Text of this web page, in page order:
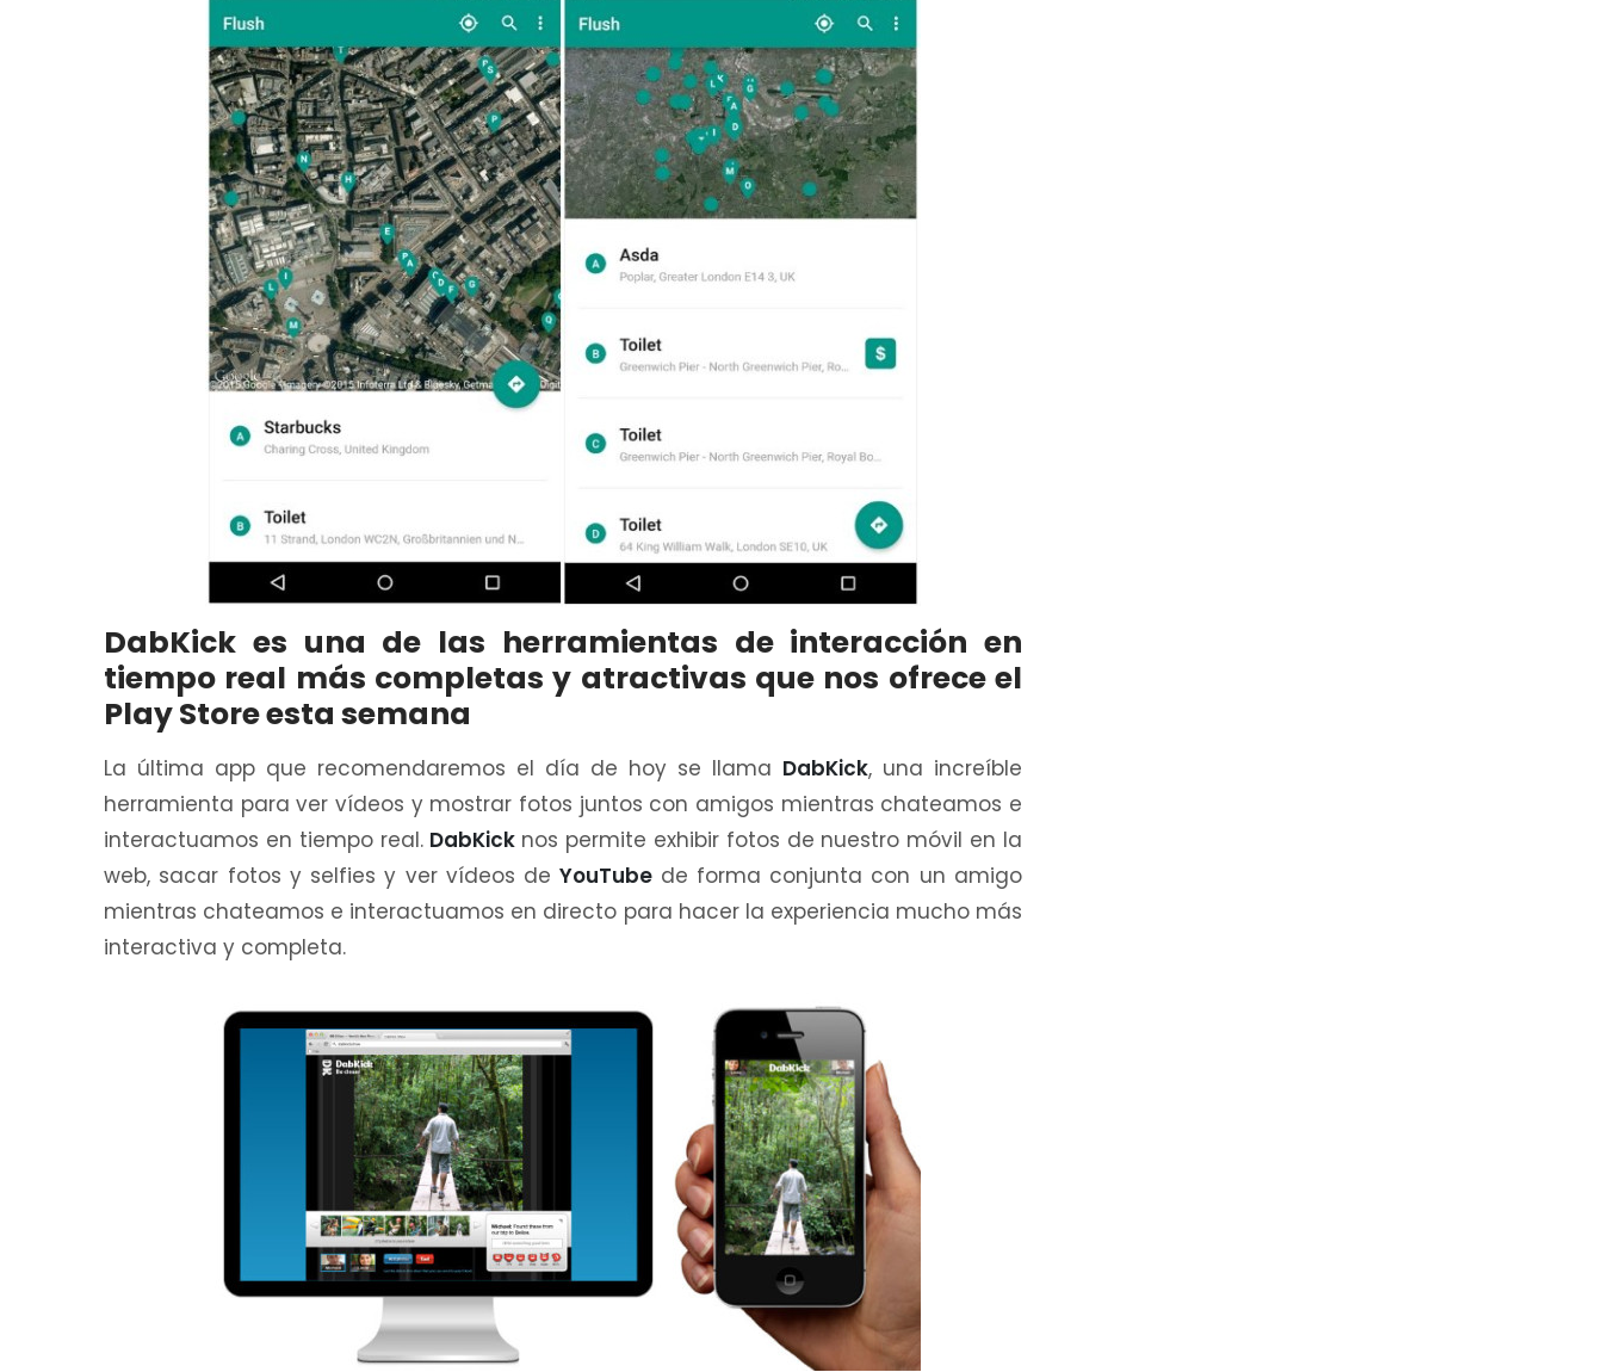
DabKick es una de las herramientas de interacción en
tiempo real más completas y atractivas que nos ofrece el
Play Store esta semana
La última app que recomendaremos el día de hoy se llama DabKick, una increíble
herramienta para ver vídeos y mostrar fotos juntos con amigos mientras chateamos e
interactuamos en tiempo real. DabKick nos permite exhibir fotos de nuestro móvil en la
web, sacar fotos y selfies y ver vídeos deYouTube de forma conjunta con un amigo
mientras chateamos e interactuamos en directo para hacer la experiencia mucho más
interactiva y completa.